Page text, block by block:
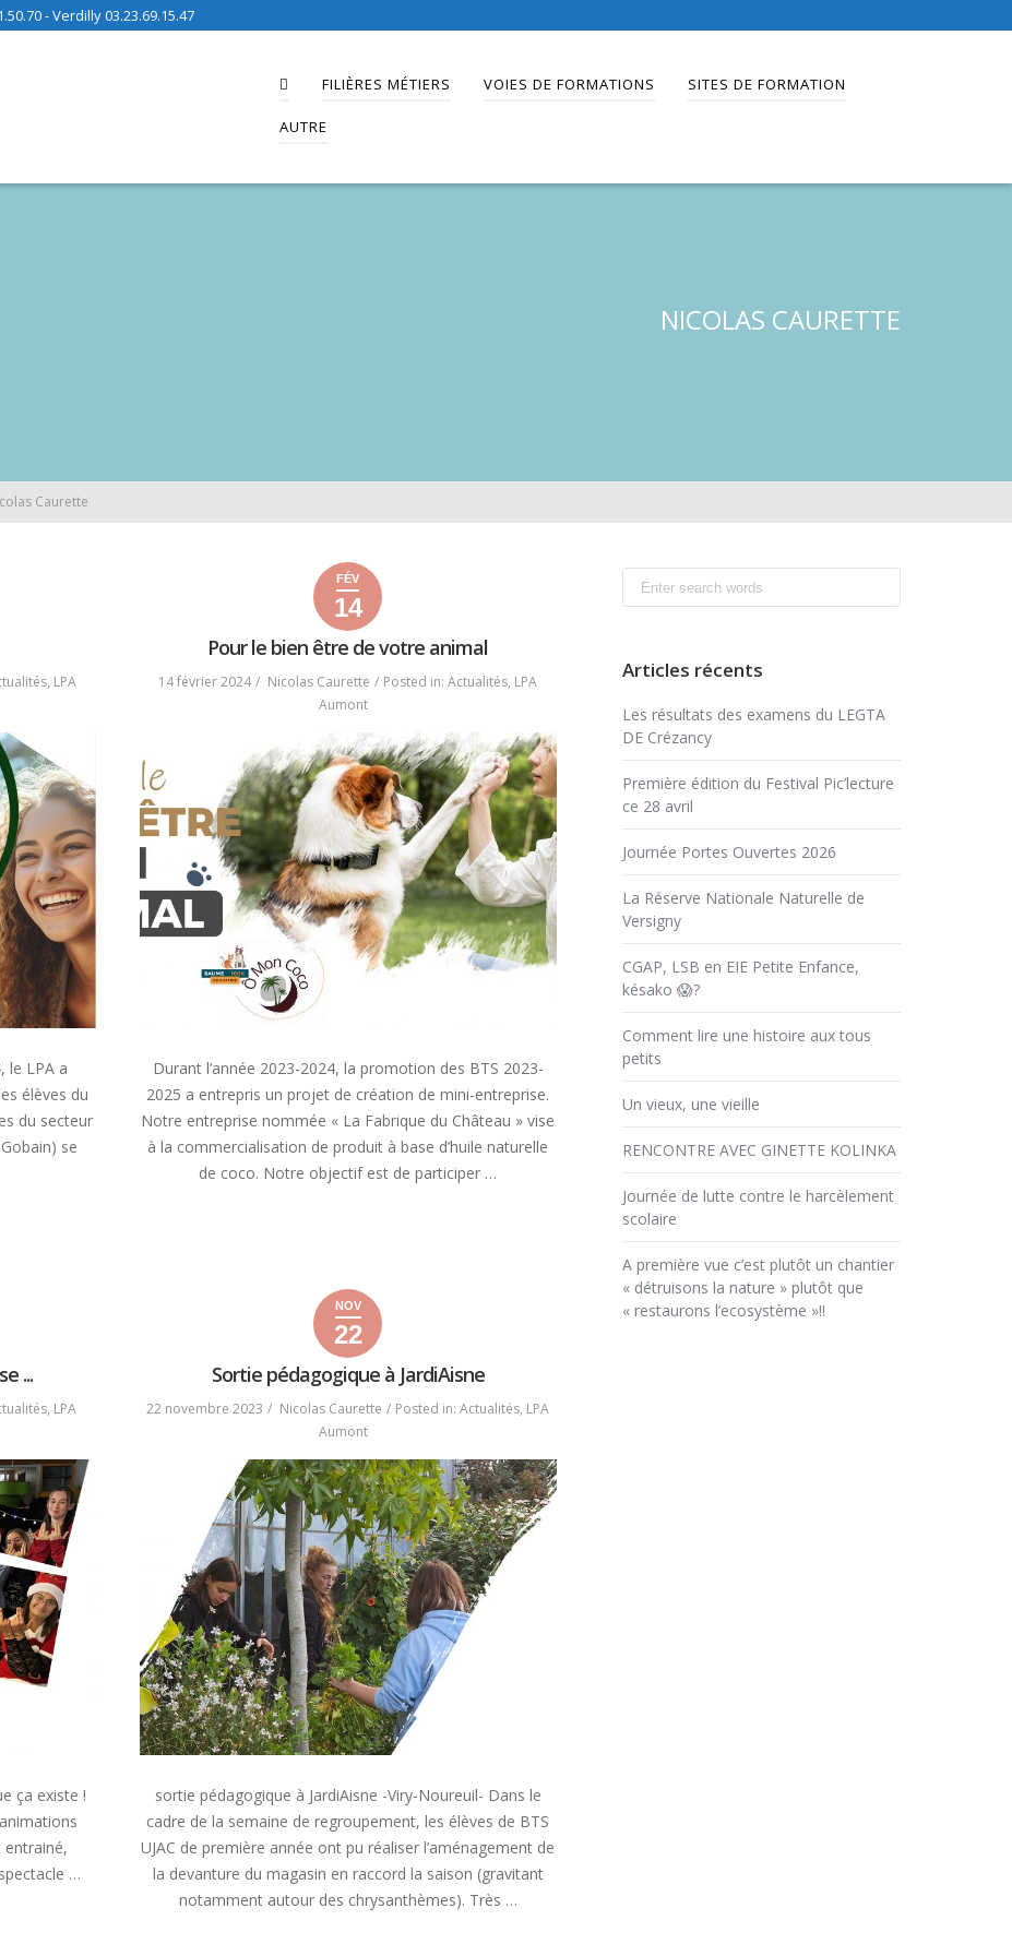
- Verdilly 03.23.69.15.47
FILIÈRES MÉTIERS VOIES DE FORMATIONS SITES DE FORMATION
AUTRE
NICOLAS CAURETTE
Caurette
, LPA
le LPA a
élèves du
du secteur
se
14
février
2024
20
février
2024
FÉV
14
2024
Pour le bien être de votre animal
14 février 2024 Nicolas Caurette Posted in:Actualités, LPA
Aumont
Durant l’année 2023-2024, la promotion des BTS 2023-
2025 a entrepris un projet de création de mini-entreprise.
Notre entreprise nommée « La Fabrique du Château » vise
à la commercialisation de produit à base d’huile naturelle
de coco. Notre objectif est de participer …
...
, LPA
ça existe !
entrainé,
…
22
novembre
2023
23
novembre
2023
NOV
22
2023
Sortie pédagogique à JardiAisne
22 novembre 2023 Nicolas Caurette Posted in:Actualités, LPA
Aumont
sortie pédagogique à JardiAisne -Viry-Noureuil- Dans le
cadre de la semaine de regroupement, les élèves de BTS
UJAC de première année ont pu réaliser l’aménagement de
la devanture du magasin en raccord la saison (gravitant
notamment autour des chrysanthèmes). Très …
Search
Articles récents
Les résultats des examens du LEGTA
DE Crézancy
Première édition du Festival Pic’lecture
ce 28 avril
Journée Portes Ouvertes 2026
La Réserve Nationale Naturelle de
Versigny
CGAP, LSB en EIE Petite Enfance,
késako 😱?
Comment lire une histoire aux tous
petits
Un vieux, une vieille
RENCONTRE AVEC GINETTE KOLINKA
Journée de lutte contre le harcèlement
scolaire
A première vue c’est plutôt un chantier
« détruisons la nature » plutôt que
« restaurons l’ecosystème »!!